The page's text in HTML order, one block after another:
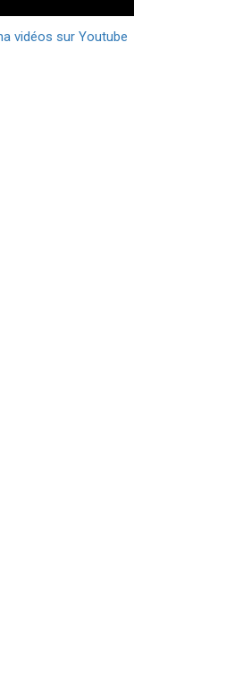
vidéos sur Youtube